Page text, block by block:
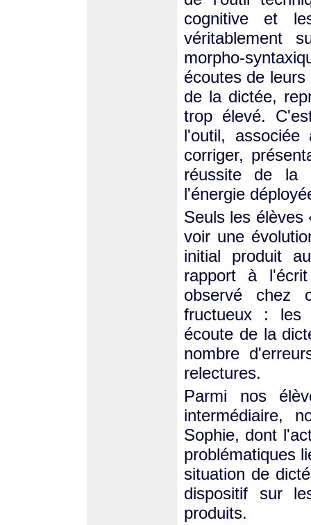
cognitive et
véritablement
morpho-
écoutes de
de la dictée,
trop élevé.
l'outil,
corriger,
réussite de la
l'énergie
Seuls les élèves
voir une
initial produit
rapport à
observé chez
fructueux : les
écoute de la
nombre
relectures.
Parmi nos
intermédiaire,
Sophie, dont
problématiques
situation de
dispositif sur
produits.